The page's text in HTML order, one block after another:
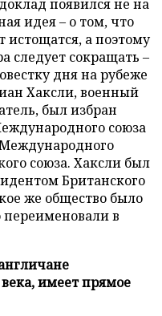
появился не на
идея – о том, что
истощатся, а поэтому
следует сокращать –
дня на рубеже
Хаксли, военный
был избран
союза
союза. Хаксли был
Британского
же общество было
в
имеет прямое